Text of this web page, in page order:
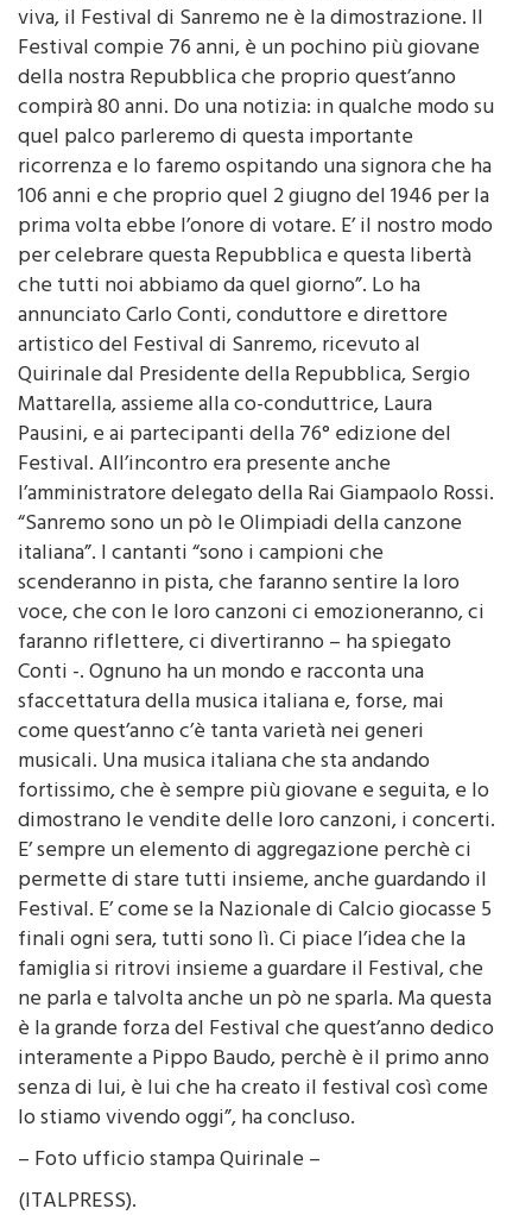
ROMA (ITALPRESS) – “La musica italiana è forte,
viva, il Festival di Sanremo ne è la dimostrazione. Il
Festival compie 76 anni, è un pochino più giovane
della nostra Repubblica che proprio quest’anno
compirà 80 anni. Do una notizia: in qualche modo su
quel palco parleremo di questa importante
ricorrenza e lo faremo ospitando una signora che ha
106 anni e che proprio quel 2 giugno del 1946 per la
prima volta ebbe l’onore di votare. E’ il nostro modo
per celebrare questa Repubblica e questa libertà
che tutti noi abbiamo da quel giorno”. Lo ha
annunciato Carlo Conti, conduttore e direttore
artistico del Festival di Sanremo, ricevuto al
Quirinale dal Presidente della Repubblica, Sergio
Mattarella, assieme alla co-conduttrice, Laura
Pausini, e ai partecipanti della 76° edizione del
Festival. All’incontro era presente anche
l’amministratore delegato della Rai Giampaolo Rossi.
“Sanremo sono un pò le Olimpiadi della canzone
italiana”. I cantanti “sono i campioni che
scenderanno in pista, che faranno sentire la loro
voce, che con le loro canzoni ci emozioneranno, ci
faranno riflettere, ci divertiranno – ha spiegato
Conti -. Ognuno ha un mondo e racconta una
sfaccettatura della musica italiana e, forse, mai
come quest’anno c’è tanta varietà nei generi
musicali. Una musica italiana che sta andando
fortissimo, che è sempre più giovane e seguita, e lo
dimostrano le vendite delle loro canzoni, i concerti.
E’ sempre un elemento di aggregazione perchè ci
permette di stare tutti insieme, anche guardando il
Festival. E’ come se la Nazionale di Calcio giocasse 5
finali ogni sera, tutti sono lì. Ci piace l’idea che la
famiglia si ritrovi insieme a guardare il Festival, che
ne parla e talvolta anche un pò ne sparla. Ma questa
è la grande forza del Festival che quest’anno dedico
interamente a Pippo Baudo, perchè è il primo anno
senza di lui, è lui che ha creato il festival così come
lo stiamo vivendo oggi”, ha concluso.
– Foto ufficio stampa Quirinale –